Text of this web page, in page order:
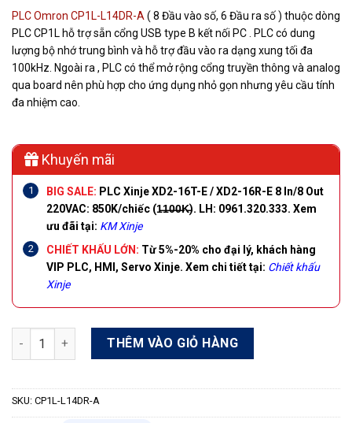
PLC Omron CP1L-L14DR-A ( 8 Đầu vào số, 6 Đầu ra số ) thuộc dòng
PLC CP1L hỗ trợ sẵn cổng USB type B kết nối PC . PLC có dung
lượng bộ nhớ trung bình và hỗ trợ đầu vào ra dạng xung tối đa
100kHz. Ngoài ra , PLC có thể mở rộng cổng truyền thông và analog
qua board nên phù hợp cho ứng dụng nhỏ gọn nhưng yêu cầu tính
đa nhiệm cao.
Khuyến mãi
BIG SALE: PLC Xinje XD2-16T-E / XD2-16R-E 8 In/8 Out
220VAC: 850K/chiếc (1̶1̶0̶0̶K̶). LH: 0961.320.333. Xem
ưu đãi tại: KM Xinje
CHIẾT KHẤU LỚN: Từ 5%-20% cho đại lý, khách hàng
VIP PLC, HMI, Servo Xinje.Xem chi tiết tại: Chiết khấu
Xinje
PLC Omron CP1L-L14DR-A số lượng
THÊM VÀO GIỎ HÀNG
SKU: CP1L-L14DR-A